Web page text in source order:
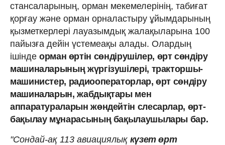
стансаларының, орман мекемелерінің, табиғат
қорғау және орман орналастыру ұйымдарының
қызметкерлері лауазымдық жалақыларына 100
пайызға дейін үстемеақы алады. Олардың
ішінде орман өртін сөндірушілер, өрт сөндіру
машиналарының жүргізушілері, тракторшы-
машинистер, радиооператорлар, өрт сөндіру
машиналарын, жабдықтары мен
аппаратураларын жөндейтін слесарлар, өрт-
бақылау мұнарасының бақылаушылары бар.
"Сондай-ақ 113 авиациялық күзет өрт